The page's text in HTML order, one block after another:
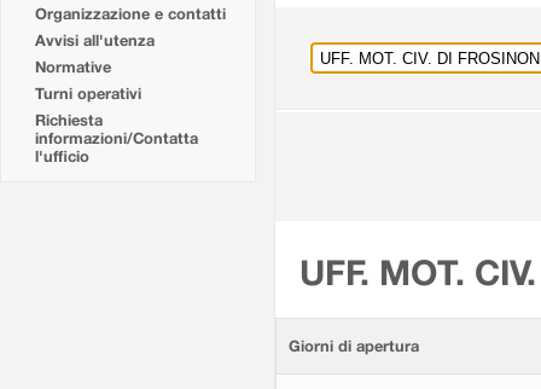
Organizzazione e contatti
Avvisi all'utenza
Normative
Turni operativi
Richiesta
informazioni/Contatta
l'ufficio
UFF. MOT.
Giorni di apertura